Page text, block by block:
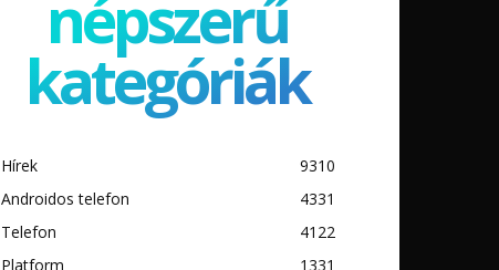
népszerű
kategóriák
Hírek
9310
Androidos telefon
4331
Telefon
4122
Platform
1331